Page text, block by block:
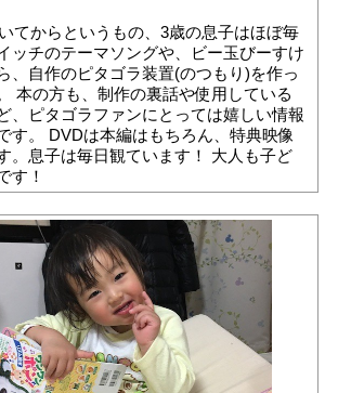
てからというもの、3歳の息子はほぼ毎
ッチのテーマソングや、ビー玉びーすけ
、自作のピタゴラ装置(のつもり)を作っ
本の方も、制作の裏話や使用している
、ピタゴラファンにとっては嬉しい情報
す。 DVDは本編はもちろん、特典映像
。息子は毎日観ています！ 大人も子ど
す！